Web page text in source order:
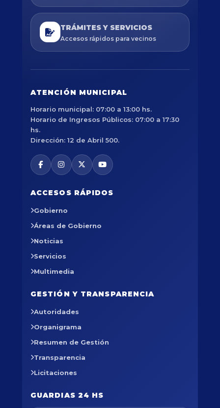
TRÁMITES Y SERVICIOS
Accesos rápidos para vecinos
ATENCIÓN MUNICIPAL
Horario municipal: 07:00 a 13:00 hs.
Horario de Ingresos Públicos: 07:00 a 17:30
hs.
Dirección: 12 de Abril 500.
ACCESOS RÁPIDOS
Gobierno
Áreas de Gobierno
Noticias
Servicios
Multimedia
GESTIÓN Y TRANSPARENCIA
Autoridades
Organigrama
Resumen de Gestión
Transparencia
Licitaciones
GUARDIAS 24 HS